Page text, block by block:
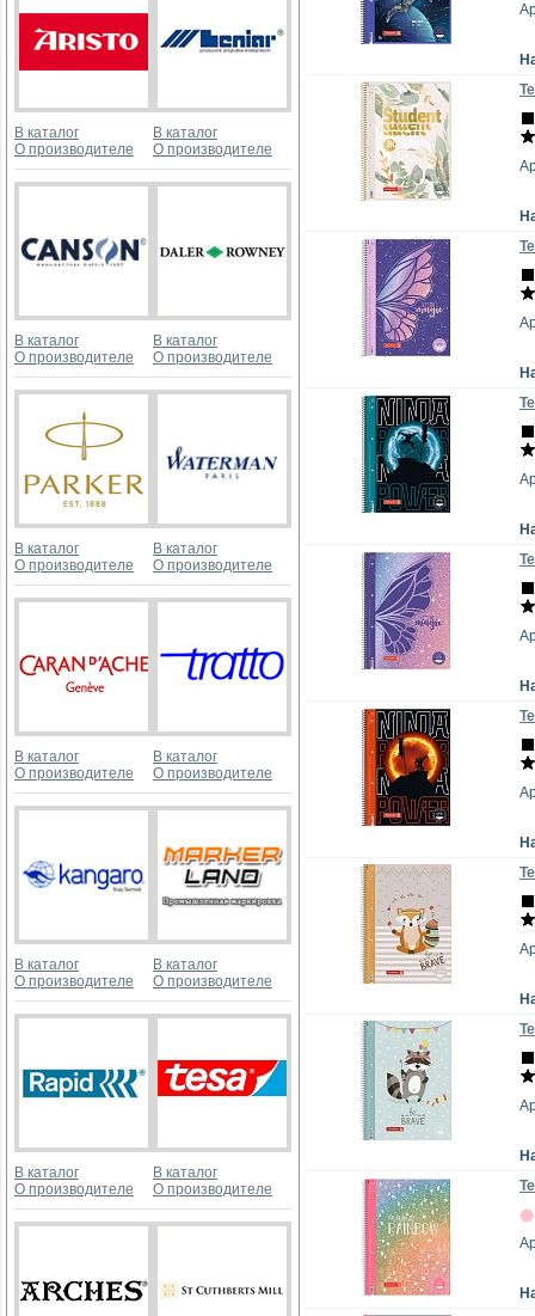
В каталог
О производителе
В каталог
О производителе
В каталог
О производителе
В каталог
О производителе
В каталог
О производителе
В каталог
О производителе
В каталог
О производителе
В каталог
О производителе
В каталог
О производителе
В каталог
О производителе
В каталог
О производителе
В каталог
О производителе